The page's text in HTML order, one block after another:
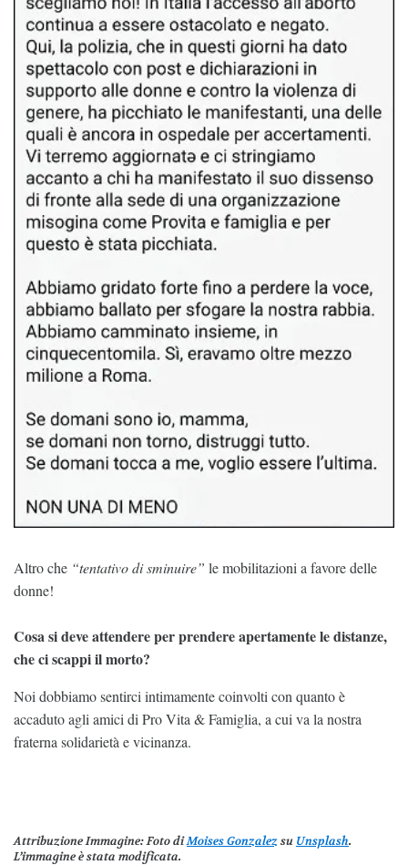
Altro che “tentativo di sminuire” le mobilitazioni a favore delle
donne!
Cosa si deve attendere per prendere apertamente le distanze,
che ci scappi il morto?
Noi dobbiamo sentirci intimamente coinvolti con quanto è
accaduto agli amici di Pro Vita & Famiglia, a cui va la nostra
fraterna solidarietà e vicinanza.
Attribuzione Immagine:Foto diMoises Gonzalezsu Unsplash.
L’immagine è stata modificata.